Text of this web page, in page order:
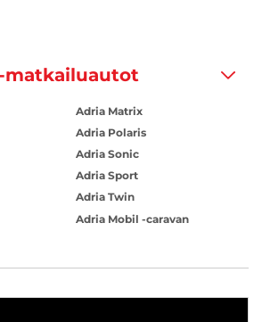
matkailuautot
Adria Matrix
Adria Polaris
Adria Sonic
Adria Sport
Adria Twin
Adria Mobil -caravan